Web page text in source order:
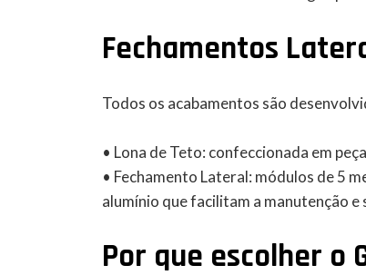
Fechamentos
Todos os acabamentos são
• Lona de Teto: confeccionada em
• Fechamento Lateral: módulos de 5
alumínio que facilitam a manutenção e
Por que escolher o